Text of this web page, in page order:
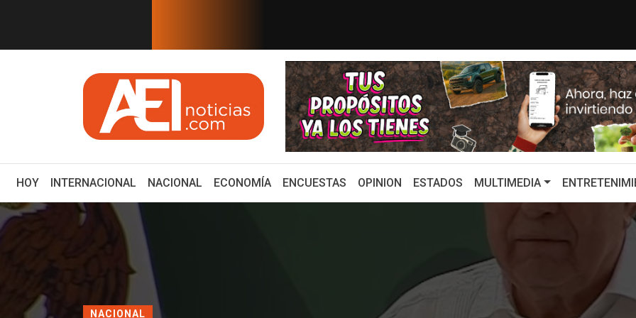
¿Cuál es el plan de Sheinbaum para recuperar importa... ¿Por qué
HOY(CURRENT)
INTERNACIONAL NACIONAL ECONOMÍA ENCUESTAS OPINION ESTADOS MULTIMEDIA
NACIONAL